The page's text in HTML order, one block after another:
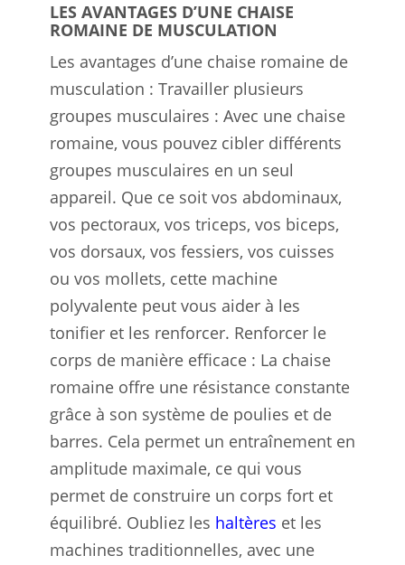
LES AVANTAGES D’UNE CHAISE
ROMAINE DE MUSCULATION
Les avantages d’une chaise romaine de
musculation : Travailler plusieurs
groupes musculaires : Avec une chaise
romaine, vous pouvez cibler différents
groupes musculaires en un seul
appareil. Que ce soit vos abdominaux,
vos pectoraux, vos triceps, vos biceps,
vos dorsaux, vos fessiers, vos cuisses
ou vos mollets, cette machine
polyvalente peut vous aider à les
tonifier et les renforcer. Renforcer le
corps de manière efficace : La chaise
romaine offre une résistance constante
grâce à son système de poulies et de
barres. Cela permet un entraînement en
amplitude maximale, ce qui vous
permet de construire un corps fort et
équilibré. Oubliez les haltères et les
machines traditionnelles, avec une